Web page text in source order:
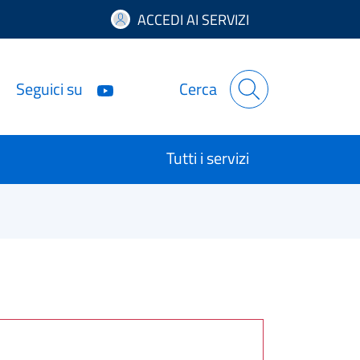
ACCEDI AI SERVIZI
Seguici su Cerca
Tutti i servizi